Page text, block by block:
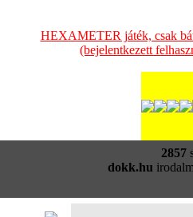
HEXAMETER játék, csak
(bejelentkezett
2857
dokk.hu